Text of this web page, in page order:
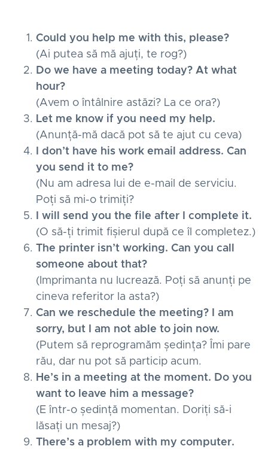
Could you help me with this, please?
(Ai putea să mă ajuți, te rog?)
Do we have a meeting today? At what
hour?
(Avem o întâlnire astăzi? La ce ora?)
Let me know if you need my help.
(Anunță-mă dacă pot să te ajut cu ceva)
I don’t have his work email address. Can
you send it to me?
(Nu am adresa lui de e-mail de serviciu.
Poți să mi-o trimiți?
I will send you the file after I complete it.
(O să-ți trimit fișierul după ce îl completez.)
The printer isn’t working. Can you call
someone about that?
(Imprimanta nu lucrează. Poți să anunți pe
cineva referitor la asta?)
Can we reschedule the meeting? I am
sorry, but I am not able to join now.
(Putem să reprogramăm ședința? Îmi pare
rău, dar nu pot să particip acum.
He’s in a meeting at the moment. Do you
want to leave him a message?
(E într-o ședință momentan. Doriți să-i
lăsați un mesaj?)
There’s a problem with my computer.